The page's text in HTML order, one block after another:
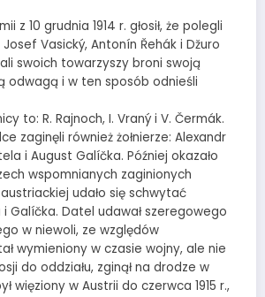
z 10 grudnia 1914 r. głosił, że polegli
Vasický, Antonín Řehák i Džuro
swoich towarzyszy broni swoją
odwagą i w ten sposób odnieśli
to: R. Rajnoch, I. Vraný i V. Čermák.
zaginęli również żołnierze: Alexandr
i August Galíčka. Później okazało
wspomnianych zaginionych
udało się schwytać
Galíčka. Datel udawał szeregowego
w niewoli, ze względów
wymieniony w czasie wojny, ale nie
do oddziału, zginął na drodze w
więziony w Austrii do czerwca 1915 r.,